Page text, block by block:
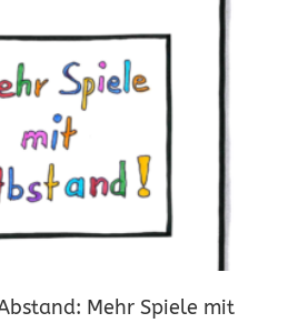
Mehr Spiele mit